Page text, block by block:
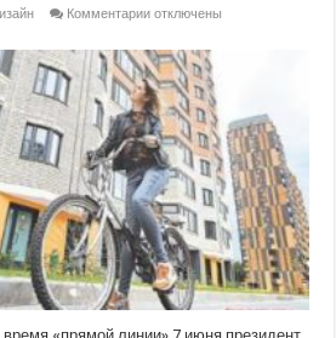
Комментариик
через
дорогу.
Началось
заселение
4
стартовых
домов
в
СВАО
отключены